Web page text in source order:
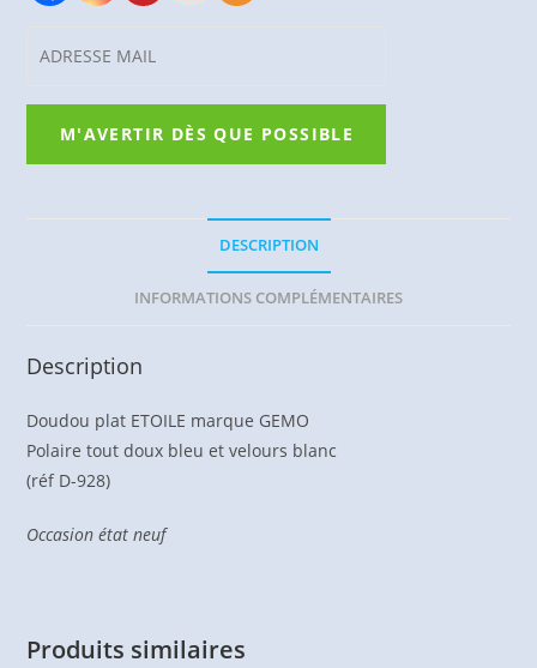
DESCRIPTION
INFORMATIONS COMPLÉMENTAIRES
Description
Doudou plat ETOILE marque GEMO
Polaire tout doux bleu et velours blanc
(réf D-928)
Occasion état neuf
Produits similaires